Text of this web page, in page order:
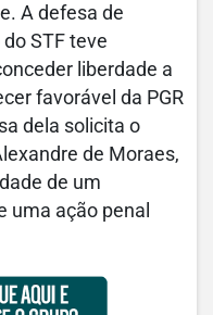
A defesa de
STF teve
liberdade a
favorável da PGR
dela solicita o
de Moraes,
de um
uma ação penal